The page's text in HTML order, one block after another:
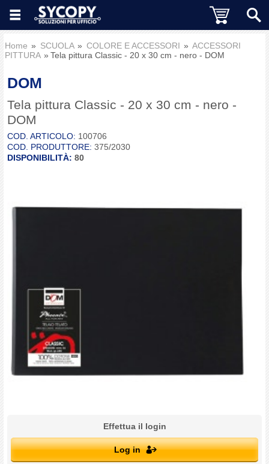
Home SCUOLA COLORE E ACCESSORI
ACCESSORI
PITTURA
Tela pittura Classic - 20 x 30 cm - nero - DOM
DOM
Tela pittura Classic - 20 x 30 cm - nero -
DOM
COD. ARTICOLO: 100706
COD. PRODUTTORE: 375/2030
DISPONIBILITÀ: 80
Effettua il login
Log in